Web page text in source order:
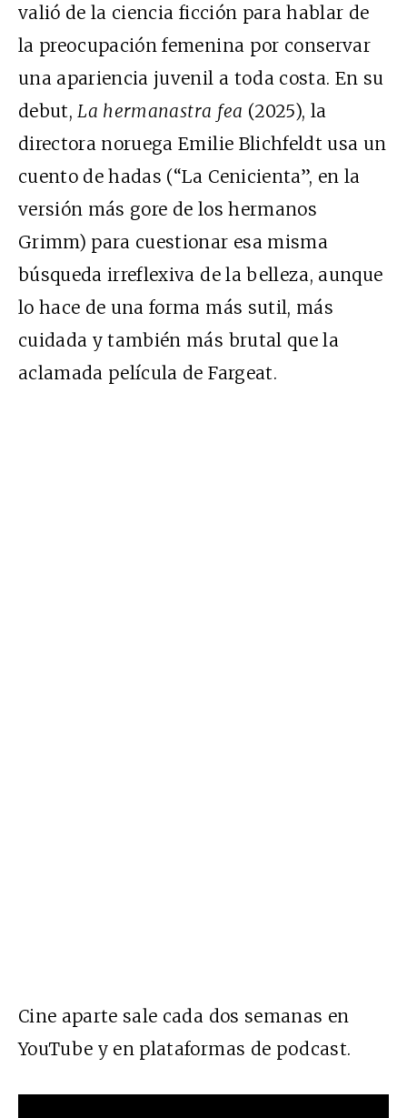
valió de la ciencia ficción para hablar de
la preocupación femenina por conservar
una apariencia juvenil a toda costa. En su
debut,La hermanastra fea (2025), la
directora noruega Emilie Blichfeldt usa un
cuento de hadas (“La Cenicienta”, en la
versión más gore de los hermanos
Grimm) para cuestionar esa misma
búsqueda irreflexiva de la belleza, aunque
lo hace de una forma más sutil, más
cuidada y también más brutal que la
aclamada película de Fargeat.
Cine aparte sale cada dos semanas en
YouTube y en plataformas de podcast.